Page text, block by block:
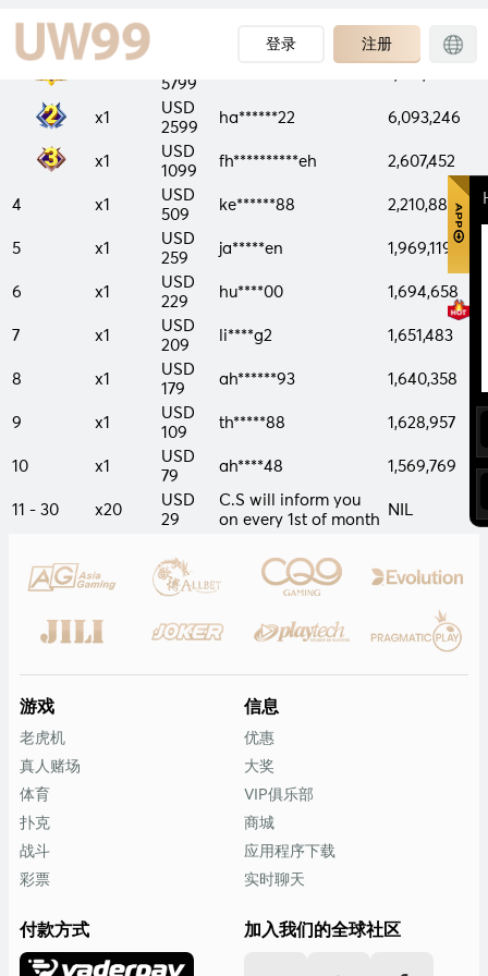
登录 注册
RANK
PRIZE
COUNT
USERNAME TURNOVER
5799
x1
USD
2599
ha******22 6,093,246
x1
USD
1099
fh**********eh 2,607,452
4 x1
USD
509
ke******88 2,210,881
5 x1
USD
259
ja*****en 1,969,119
6 x1
USD
229
hu****00 1,694,658
7 x1
USD
209
li****g2 1,651,483
8 x1
USD
179
ah******93 1,640,358
9 x1
USD
109
th*****88 1,628,957
10 x1
USD
79
ah****48 1,569,769
11 - 30 x20
USD
29
C.S will inform you
on every 1st of month
NIL
游戏
老虎机
真人赌场
体育
扑克
战斗
彩票
信息
优惠
大奖
VIP俱乐部
商城
应用程序下载
实时聊天
付款方式 加入我们的全球社区